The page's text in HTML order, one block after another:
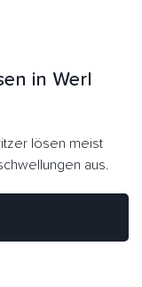
in Werl
lösen meist
aus.